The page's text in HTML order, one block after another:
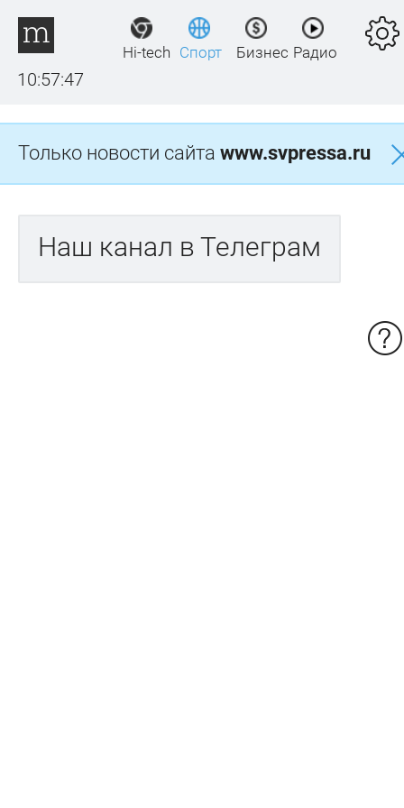
10:57:47
Hi-tech Спорт Бизнес Радио
Только новости сайта www.svpressa.ru
Наш канал в Телеграм